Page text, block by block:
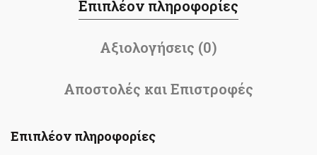
Επιπλέον πληροφορίες
Αξιολογήσεις (0)
Αποστολές και Επιστροφές
Επιπλέον πληροφορίες